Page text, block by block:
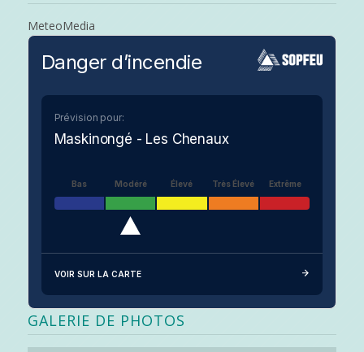
MeteoMedia
Danger d’incendie
Prévision pour:
Maskinongé - Les Chenaux
Bas Modéré Élevé Très Élevé Extrême
VOIR SUR LA CARTE
GALERIE DE PHOTOS